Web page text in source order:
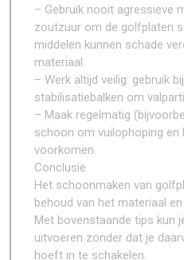
– Gebruik nooit agressieve
zoutzuur om de golfplaten
middelen kunnen schade
materiaal.
– Werk altijd veilig: gebruik
stabilisatiebalken om
– Maak regelmatig
schoon om vuilophoping en
voorkomen.
Conclusie
Het schoonmaken van
behoud van het materiaal
Met bovenstaande tips kun
uitvoeren zonder dat je
hoeft in te schakelen.